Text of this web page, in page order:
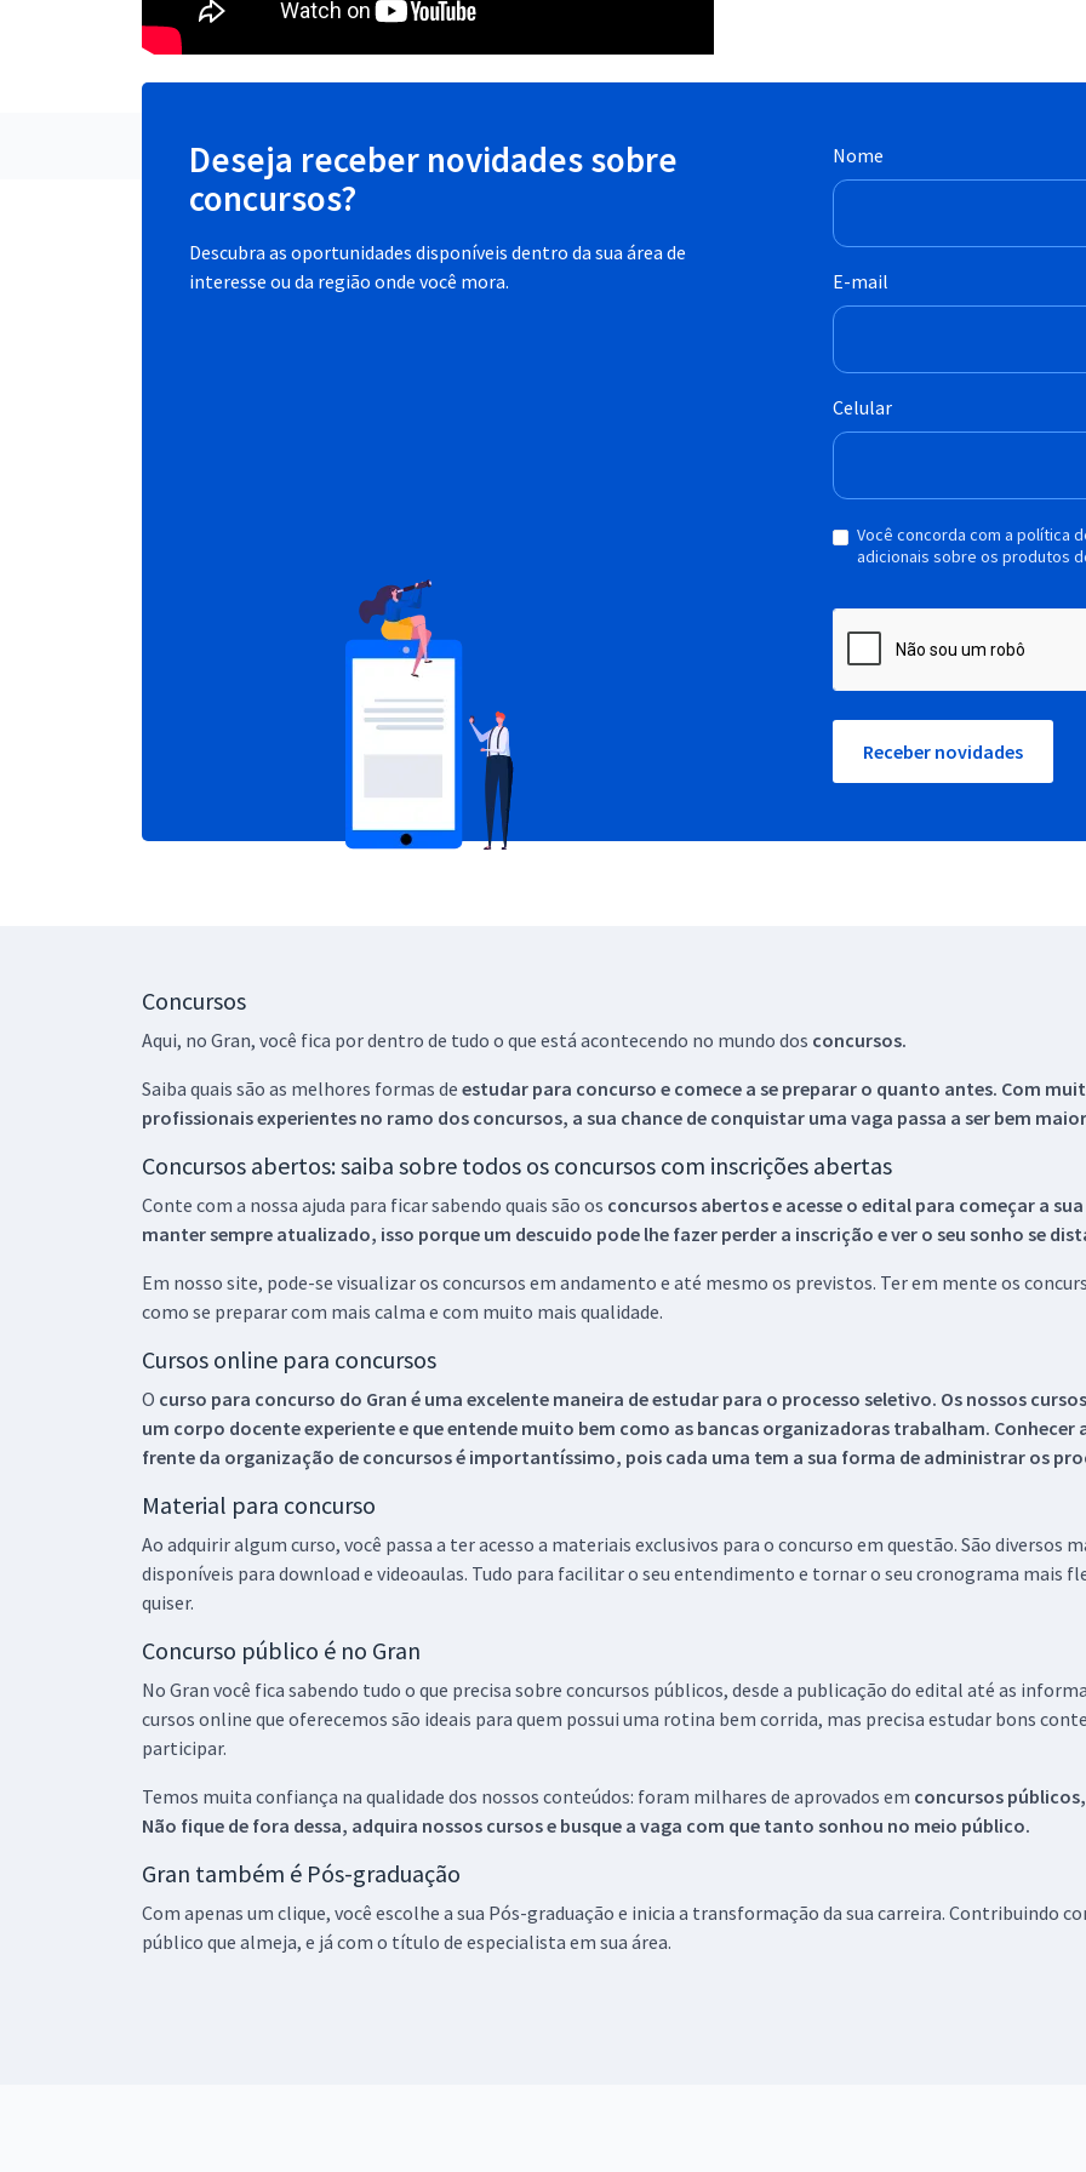
Deseja receber novidades sobre
concursos?
Descubra as oportunidades disponíveis dentro da sua área de
interesse ou da região onde você mora.
Nome
E-mail
Celular
Você concorda com a política
adicionais sobre os produtos
Receber novidades
Concursos
Aqui, no Gran, você fica por dentro de tudo o que está acontecendo no mundo dos concursos.
Saiba quais são as melhores formas de estudar para concurso e comece a se preparar o quanto antes. Com
profissionais experientes no ramo dos concursos, a sua chance de conquistar uma vaga passa a ser bem
Concursos abertos: saiba sobre todos os concursos com inscrições abertas
Conte com a nossa ajuda para ficar sabendo quais são os concursos abertos e acesse o edital para começar a
manter sempre atualizado, isso porque um descuido pode lhe fazer perder a inscrição e ver o seu sonho se
Em nosso site, pode-se visualizar os concursos em andamento e até mesmo os previstos. Ter em mente os
como se preparar com mais calma e com muito mais qualidade.
Cursos online para concursos
O curso para concurso do Gran é uma excelente maneira de estudar para o processo seletivo. Os nossos
um corpo docente experiente e que entende muito bem como as bancas organizadoras trabalham.
frente da organização de concursos é importantíssimo, pois cada uma tem a sua forma de administrar os
Material para concurso
Ao adquirir algum curso, você passa a ter acesso a materiais exclusivos para o concurso em questão. São
disponíveis para download e videoaulas. Tudo para facilitar o seu entendimento e tornar o seu cronograma mais
quiser.
Concurso público é no Gran
No Gran você fica sabendo tudo o que precisa sobre concursos públicos, desde a publicação do edital até as
cursos online que oferecemos são ideais para quem possui uma rotina bem corrida, mas precisa estudar bons
participar.
Temos muita confiança na qualidade dos nossos conteúdos: foram milhares de aprovados em concursos
Não fique de fora dessa, adquira nossos cursos e busque a vaga com que tanto sonhou no meio público.
Gran também é Pós-graduação
Com apenas um clique, você escolhe a sua Pós-graduação e inicia a transformação da sua carreira. Contribuindo
público que almeja, e já com o título de especialista em sua área.